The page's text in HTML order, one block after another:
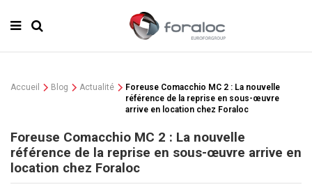
Accueil Blog Actualité
Foreuse Comacchio MC 2 : La nouvelle
référence de la reprise en sous-œuvre
arrive en location chez Foraloc
Foreuse Comacchio MC 2 : La nouvelle
référence de la reprise en sous-œuvre arrive en
location chez Foraloc